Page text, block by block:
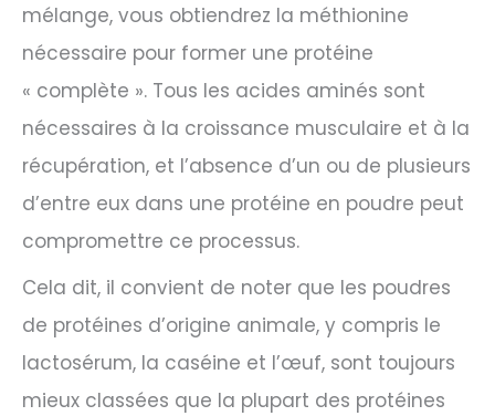
mélange, vous obtiendrez la méthionine
nécessaire pour former une protéine
« complète ». Tous les acides aminés sont
nécessaires à la croissance musculaire et à la
récupération, et l’absence d’un ou de plusieurs
d’entre eux dans une protéine en poudre peut
compromettre ce processus.
Cela dit, il convient de noter que les poudres
de protéines d’origine animale, y compris le
lactosérum, la caséine et l’œuf, sont toujours
mieux classées que la plupart des protéines